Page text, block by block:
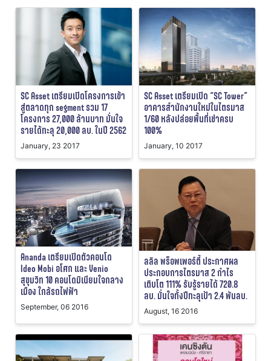
SC Asset เตรียมเปิดโครงการเข้า
สู่ตลาดทุก segment รวม 17
โครงการ 27,000 ล้านบาท มั่นใจ
รายได้ทะลุ 20,000 ลบ. ในปี 2562
January, 23 2017
SC Asset เตรียมเปิด “SC Tower”
อาคารสำนักงานใหม่ในไตรมาส
1/60 หลังปล่อยพื้นที่เช่าครบ
100%
January, 10 2017
Ananda เตรียมเปิดตัวคอนโด
Ideo Mobi อโศก และ Venio
สุขุมวิท 10 คอนโดมิเนียมใจกลาง
เมือง ใกล้รถไฟฟ้า
September, 06 2016
ลลิล พร็อพเพอร์ตี้ ประกาศผล
ประกอบการไตรมาส 2 กำไร
เติบโต 111% รับรู้รายได้ 720.8
ลบ. มั่นใจทั้งปีทะลุเป้า 2.4 พันลบ.
August, 16 2016